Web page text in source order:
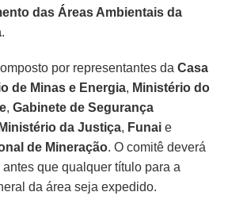
das Áreas Ambientais da
.
por representantes daCasa
de Minas e Energia, Ministério do
,Gabinete de Segurança
Ministério da Justiça, Funai e
de Mineração. O comitê deverá
que qualquer título para a
da área seja expedido.